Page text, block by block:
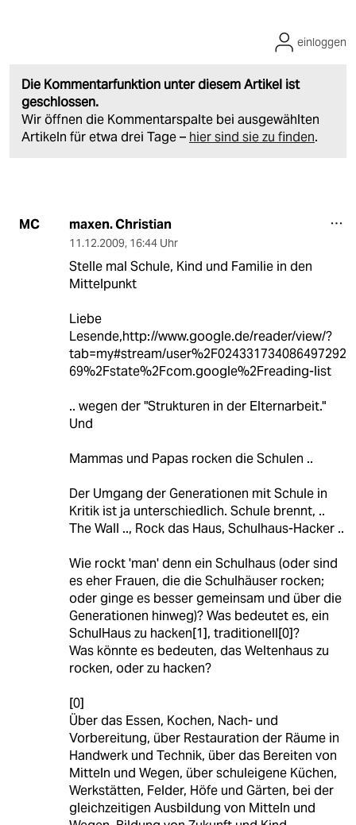
Die Kommentarfunktion unter diesem Artikel ist
geschlossen.
Wir öffnen die Kommentarspalte bei ausgewählten
Artikeln für etwa drei Tage – hier sind sie zu finden.
einloggen
MC maxen. Christian
11.12.2009, 16:44 Uhr
Stelle mal Schule, Kind und Familie in den
Mittelpunkt
Liebe
Lesende,http://www.google.de/reader/view/?
tab=my#stream/user%2F024331734086497292
69%2Fstate%2Fcom.google%2Freading-list
.. wegen der "Strukturen in der Elternarbeit."
Und
Mammas und Papas rocken die Schulen ..
Der Umgang der Generationen mit Schule in
Kritik ist ja unterschiedlich. Schule brennt, ..
The Wall .., Rock das Haus, Schulhaus-Hacker ..
Wie rockt 'man' denn ein Schulhaus (oder sind
es eher Frauen, die die Schulhäuser rocken;
oder ginge es besser gemeinsam und über die
Generationen hinweg)? Was bedeutet es, ein
SchulHaus zu hacken[1], traditionell[0]?
Was könnte es bedeuten, das Weltenhaus zu
rocken, oder zu hacken?
[0]
Über das Essen, Kochen, Nach- und
Vorbereitung, über Restauration der Räume in
Handwerk und Technik, über das Bereiten von
Mitteln und Wegen, über schuleigene Küchen,
Werkstätten, Felder, Höfe und Gärten, bei der
gleichzeitigen Ausbildung von Mitteln und